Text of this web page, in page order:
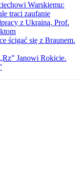
Warskiemu:
traci zaufanie
z Ukrainą. Prof.
ścigać się z Braunem.
Janowi Rokicie.